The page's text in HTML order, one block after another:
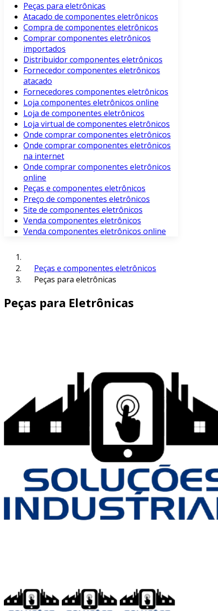
Peças para eletrônicas
Atacado de componentes eletrônicos
Compra de componentes eletrônicos
Comprar componentes eletrônicos
importados
Distribuidor componentes eletrônicos
Fornecedor componentes eletrônicos
atacado
Fornecedores componentes eletrônicos
Loja componentes eletrônicos online
Loja de componentes eletrônicos
Loja virtual de componentes eletrônicos
Onde comprar componentes eletrônicos
Onde comprar componentes eletrônicos
na internet
Onde comprar componentes eletrônicos
online
Peças e componentes eletrônicos
Preço de componentes eletrônicos
Site de componentes eletrônicos
Venda componentes eletrônicos
Venda componentes eletrônicos online
Peças e componentes eletrônicos
Peças para eletrônicas
Peças para Eletrônicas